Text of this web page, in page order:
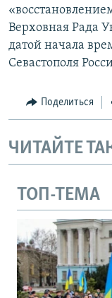
Верховная Рада
датой начала
Севастополя
Поделиться
ЧИТАЙТЕ
ТОП-ТЕМА